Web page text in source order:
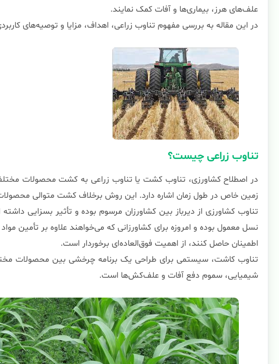
علف‌های هرز، بیماری‌ها و آفات کمک نمایند.
در این مقاله به بررسی مفهوم تناوب زراعی، اهداف، مزایا و توصیه‌های
تناوب زراعی چیست؟
در اصطلاح کشاورزی، تناوب کشت یا تناوب زراعی به کشت محصولات
زمین خاص در طول زمان اشاره دارد. این روش برخلاف کشت متوالی
تناوب کشاورزی از دیرباز بین کشاورزان مرسوم بوده و تأثیر بسزایی
نسل معمول بوده و امروزه برای کشاورزانی که می‌خواهند علاوه بر تأمین
اطمینان حاصل کنند، از اهمیت فوق‌العاده‌ای برخوردار است.
تناوب کاشت، سیستمی برای طراحی یک برنامه چرخشی بین محصولات
شیمیایی، سموم دفع آفات و علف‌کش‌ها است.